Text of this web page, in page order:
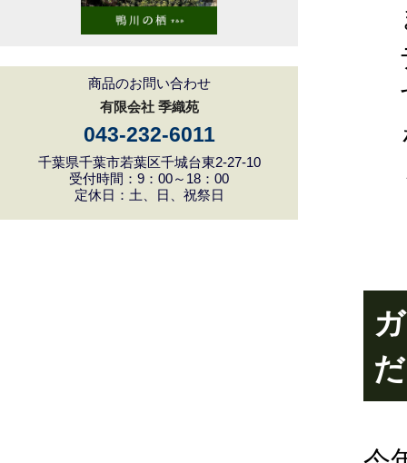
商品のお問い合わせ
有限会社 季織苑
043-232-6011
千葉県千葉市若葉区千城台東2-27-10
受付時間：9：00～18：00
定休日：土、日、祝祭日